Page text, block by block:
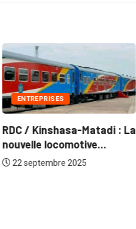
ENTREPRISES
RDC / Kinshasa-Matadi : La
nouvelle locomotive...
22 septembre 2025